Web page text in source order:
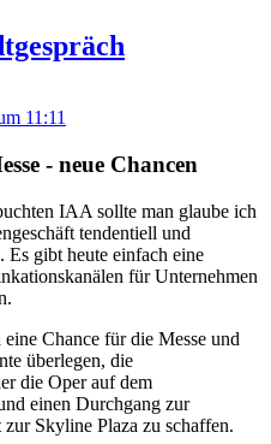
11:11
- neue Chancen
IAA sollte man glaube ich
tendentiell und
gibt heute einfach eine
für Unternehmen
Chance für die Messe und
überlegen, die
die Oper auf dem
einen Durchgang zur
Skyline Plaza zu schaffen.